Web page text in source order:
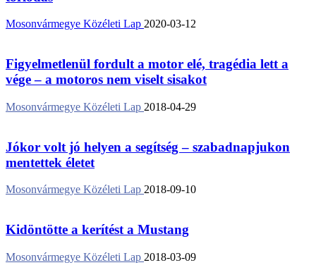
Mosonvármegye Közéleti Lap 2020-03-12
Figyelmetlenül fordult a motor elé, tragédia lett a
vége – a motoros nem viselt sisakot
Mosonvármegye Közéleti Lap 2018-04-29
Jókor volt jó helyen a segítség – szabadnapjukon
mentettek életet
Mosonvármegye Közéleti Lap 2018-09-10
Kidöntötte a kerítést a Mustang
Mosonvármegye Közéleti Lap 2018-03-09